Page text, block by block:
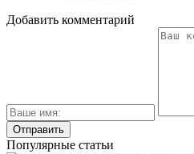
Добавить комментарий
Популярные статьи